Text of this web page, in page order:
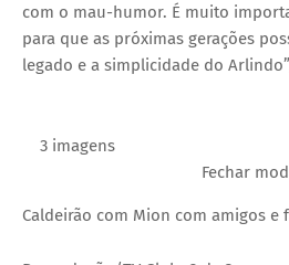
com o mau-humor. É muito
para que as próximas gerações
legado e a simplicidade do
3 imagens
Fechar
Caldeirão com Mion com amigos e